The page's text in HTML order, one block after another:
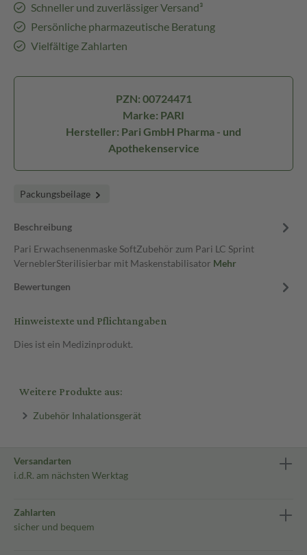
Schneller und zuverlässiger Versand³
Persönliche pharmazeutische Beratung
Vielfältige Zahlarten
PZN: 00724471
Marke: PARI
Hersteller: Pari GmbH Pharma - und
Apothekenservice
Packungsbeilage
Beschreibung
Pari Erwachsenenmaske SoftZubehör zum Pari LC Sprint
VerneblerSterilisierbar mit Maskenstabilisator Mehr
Bewertungen
Hinweistexte und Pflichtangaben
Dies ist ein Medizinprodukt.
Weitere Produkte aus:
Zubehör Inhalationsgerät
Versandarten
i.d.R. am nächsten Werktag
Zahlarten
sicher und bequem